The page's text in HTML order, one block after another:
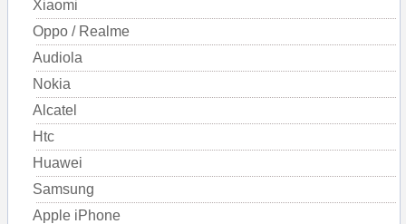
Xiaomi
Oppo / Realme
Audiola
Nokia
Alcatel
Htc
Huawei
Samsung
Apple iPhone